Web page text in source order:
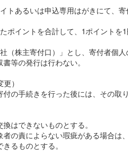
トあるいは申込専用はがきにて、
ポイントを合計して、1ポイント
（株主寄付口）」とし、寄付者個人
等の発行は行わない。
）
の手続きを行った後には、その取
はできないものとする。
の責によらない瑕疵がある場合は
るものとする。